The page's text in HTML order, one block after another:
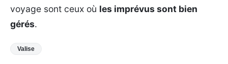
voyage sont ceux où les imprévus sont bien
gérés.
Valise